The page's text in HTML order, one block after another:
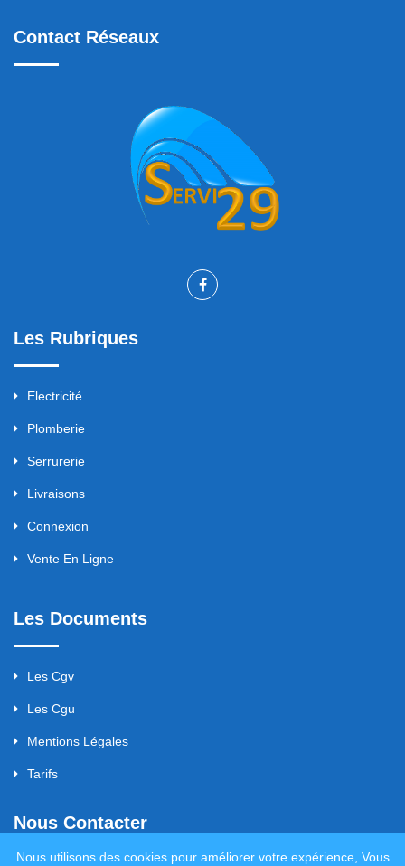
Contact Réseaux
Les Rubriques
Electricité
Plomberie
Serrurerie
Livraisons
Connexion
Vente En Ligne
Les Documents
Les Cgv
Les Cgu
Mentions Légales
Tarifs
Nous Contacter
Nous utilisons des cookies pour améliorer votre expérience, Vous